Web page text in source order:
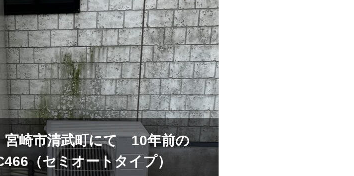
宮崎市清武町にて 10年前の
（セミオートタイプ）